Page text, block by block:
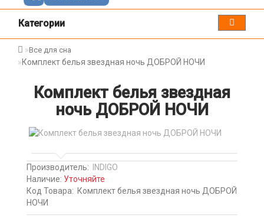
Категории
Все для сна
Комплект белья звездная ночь ДОБРОЙ НОЧИ
Комплект белья звездная
ночь ДОБРОЙ НОЧИ
Производитель: INDIGO
Наличие: Уточняйте
Код Товара: Комплект белья звездная ночь ДОБРОЙ
НОЧИ